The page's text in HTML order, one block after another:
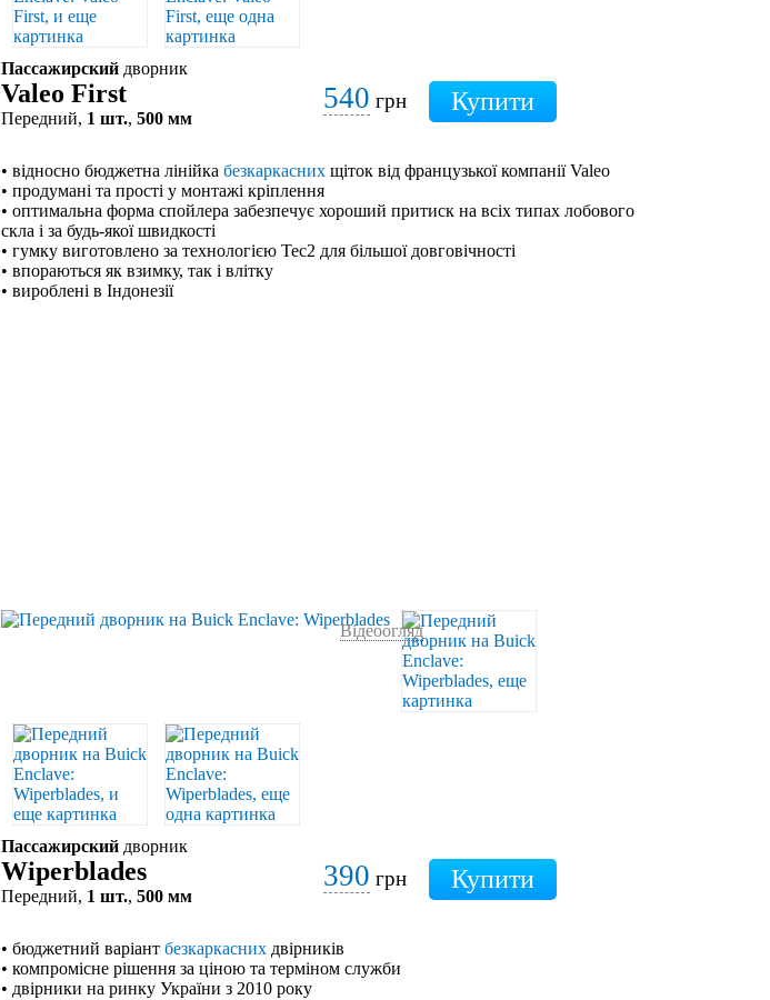
Пассажирский дворник
Valeo First
Передний, 1 шт., 500 мм
540 грн
• відносно бюджетна лінійка безкаркасних щіток від французької компанії Valeo
• продумані та прості у монтажі кріплення
• оптимальна форма спойлера забезпечує хороший притиск на всіх типах лобового
скла і за будь-якої швидкості
• гумку виготовлено за технологією Tec2 для більшої довговічності
• впораються як взимку, так і влітку
• вироблені в Індонезії
Відеоогляд
Пассажирский дворник
Wiperblades
Передний, 1 шт., 500 мм
390 грн
• бюджетний варіант безкаркасних двірників
• компромісне рішення за ціною та терміном служби
• двірники на ринку України з 2010 року